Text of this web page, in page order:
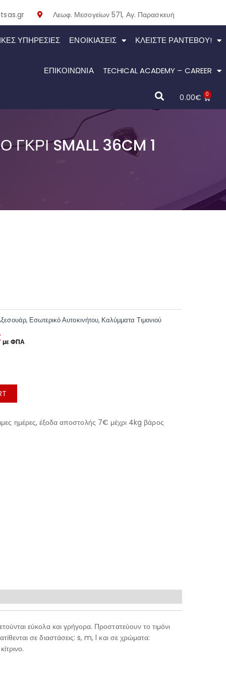
Λεωφ. Μεσογείων 571, Αγ. Παρασκευή
ΥΠΗΡΕΣΙΕΣ ΕΝΟΙΚΙΆΣΕΙΣ ΚΛΕΊΣΤΕ ΡΑΝΤΕΒΟΎ!
ΕΠΙΚΟΙΝΩΝΙΑ TECHICAL ACADEMY – CAREER
0.00€ 0
SMALL 36CM 1
, Εσωτερικό Αυτοκινήτου, Καλύμματα Τιμονιού
ημέρες, έξοδα αποστολής 7€ μέχρι 4kg βάρος
εύκολα και γρήγορα. Προστατεύουν το τιμόνι
σε διαστάσεις: s, m, l και σε χρώματα: